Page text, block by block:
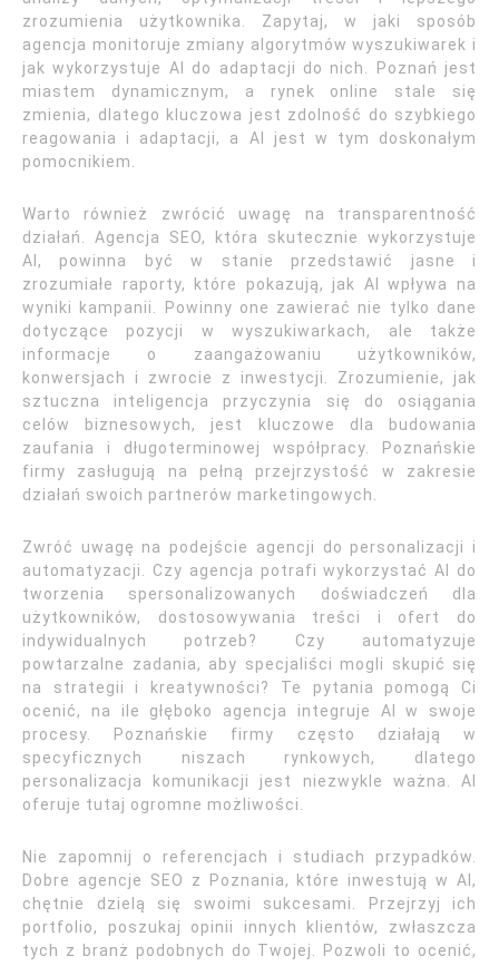
zrozumienia użytkownika. Zapytaj, w jaki sposób
agencja monitoruje zmiany algorytmów wyszukiwarek i
jak wykorzystuje AI do adaptacji do nich. Poznań jest
miastem dynamicznym, a rynek online stale się
zmienia, dlatego kluczowa jest zdolność do szybkiego
reagowania i adaptacji, a AI jest w tym doskonałym
pomocnikiem.
Warto również zwrócić uwagę na transparentność
działań. Agencja SEO, która skutecznie wykorzystuje
AI, powinna być w stanie przedstawić jasne i
zrozumiałe raporty, które pokazują, jak AI wpływa na
wyniki kampanii. Powinny one zawierać nie tylko dane
dotyczące pozycji w wyszukiwarkach, ale także
informacje o zaangażowaniu użytkowników,
konwersjach i zwrocie z inwestycji. Zrozumienie, jak
sztuczna inteligencja przyczynia się do osiągania
celów biznesowych, jest kluczowe dla budowania
zaufania i długoterminowej współpracy. Poznańskie
firmy zasługują na pełną przejrzystość w zakresie
działań swoich partnerów marketingowych.
Zwróć uwagę na podejście agencji do personalizacji i
automatyzacji. Czy agencja potrafi wykorzystać AI do
tworzenia spersonalizowanych doświadczeń dla
użytkowników, dostosowywania treści i ofert do
indywidualnych potrzeb? Czy automatyzuje
powtarzalne zadania, aby specjaliści mogli skupić się
na strategii i kreatywności? Te pytania pomogą Ci
ocenić, na ile głęboko agencja integruje AI w swoje
procesy. Poznańskie firmy często działają w
specyficznych niszach rynkowych, dlatego
personalizacja komunikacji jest niezwykle ważna. AI
oferuje tutaj ogromne możliwości.
Nie zapomnij o referencjach i studiach przypadków.
Dobre agencje SEO z Poznania, które inwestują w AI,
chętnie dzielą się swoimi sukcesami. Przejrzyj ich
portfolio, poszukaj opinii innych klientów, zwłaszcza
tych z branż podobnych do Twojej. Pozwoli to ocenić,